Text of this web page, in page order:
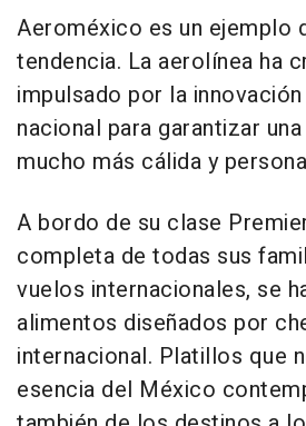
Aeroméxico es un ejemplo
tendencia. La aerolínea ha
impulsado por la
nacional para garantizar
mucho más cálida y
A bordo de su clase
completa de todas sus
vuelos internacionales, se
alimentos diseñados por
internacional. Platillos que
esencia del México